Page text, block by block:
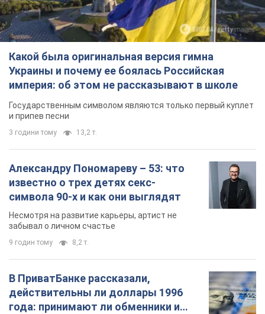
Какой была оригинальная версия гимна
Украины и почему ее боялась Российская
империя: об этом не рассказывают в школе
Государственным символом являются только первый куплет
и припев песни
3 години тому 13,2 т.
Александру Пономареву – 53: что
известно о трех детях секс-
символа 90-х и как они выглядят
Несмотря на развитие карьеры, артист не
забывал о личном счастье
9 годин тому 8,2 т.
В ПриватБанке рассказали,
действительны ли доллары 1996
года: принимают ли обменники и